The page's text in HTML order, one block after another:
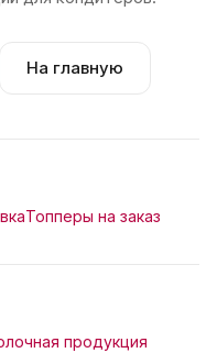
На главную
Топперы на заказ
продукция